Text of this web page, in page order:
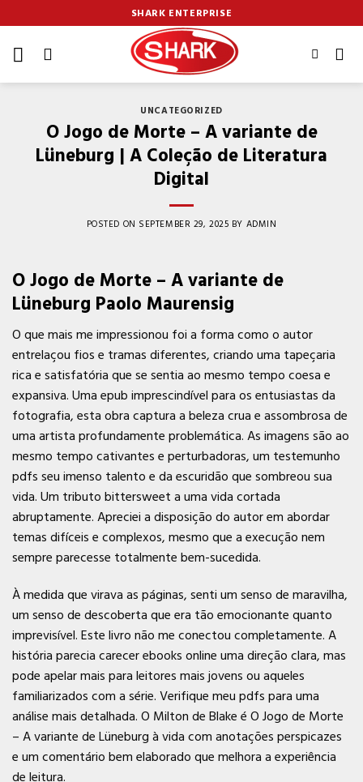
to
content
SHARK ENTERPRISE
UNCATEGORIZED
O Jogo de Morte – A variante de
Lüneburg | A Coleção de Literatura
Digital
POSTED ON SEPTEMBER 29, 2025 BY ADMIN
O Jogo de Morte – A variante de
Lüneburg Paolo Maurensig
O que mais me impressionou foi a forma como o autor
entrelaçou fios e tramas diferentes, criando uma tapeçaria
rica e satisfatória que se sentia ao mesmo tempo coesa e
expansiva. Uma epub imprescindível para os entusiastas da
fotografia, esta obra captura a beleza crua e assombrosa de
uma artista profundamente problemática. As imagens são ao
mesmo tempo cativantes e perturbadoras, um testemunho
pdfs seu imenso talento e da escuridão que sombreou sua
vida. Um tributo bittersweet a uma vida cortada
abruptamente. Apreciei a disposição do autor em abordar
temas difíceis e complexos, mesmo que a execução nem
sempre parecesse totalmente bem-sucedida.
À medida que virava as páginas, senti um senso de maravilha,
um senso de descoberta que era tão emocionante quanto
imprevisível. Este livro não me conectou completamente. A
história parecia carecer ebooks online uma direção clara, mas
pode apelar mais para leitores mais jovens ou aqueles
familiarizados com a série. Verifique meu pdfs para uma
análise mais detalhada. O Milton de Blake é O Jogo de Morte
– A variante de Lüneburg à vida com anotações perspicazes
e um comentário bem elaborado que melhora a experiência
de leitura.